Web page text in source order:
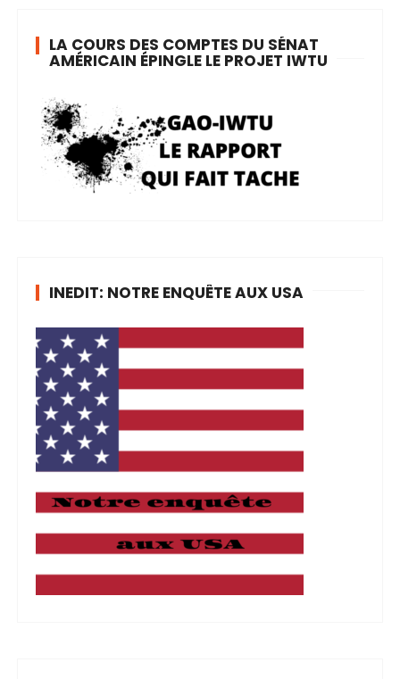
LA COURS DES COMPTES DU SÉNAT
AMÉRICAIN ÉPINGLE LE PROJET IWTU
INEDIT: NOTRE ENQUÊTE AUX USA